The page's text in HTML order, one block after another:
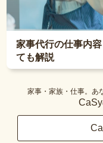
家事代行の仕事内
ても解説
家事・家族・仕事。あ